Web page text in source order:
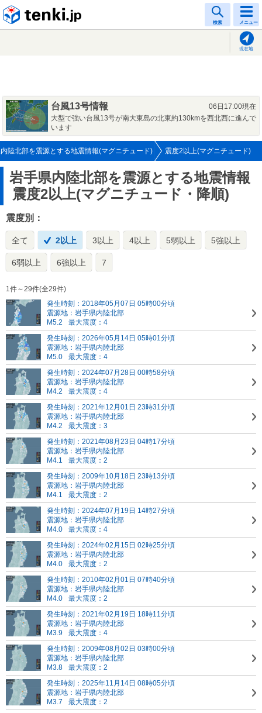
検索 メニュー
現在地
台風13号情報
06日17:00現在
大型で強い台風13号が南大東島の北東約130kmを西北西に進んで
います
陸北部を震源とする地震情報(マグニチュード) 震度2以上(マグニチュード)
岩手県内陸北部を震源とする地震情報
震度2以上(マグニチュード・降順)
震度別：
全て 2以上 3以上 4以上 5弱以上 5強以上
6弱以上 6強以上 7
1件～29件(全29件)
発生時刻：2018年05月07日 05時00分頃
震源地：岩手県内陸北部
M5.2
最大震度：4
発生時刻：2026年05月14日 05時01分頃
震源地：岩手県内陸北部
M5.0
最大震度：4
発生時刻：2024年07月28日 00時58分頃
震源地：岩手県内陸北部
M4.2
最大震度：4
発生時刻：2021年12月01日 23時31分頃
震源地：岩手県内陸北部
M4.2
最大震度：3
発生時刻：2021年08月23日 04時17分頃
震源地：岩手県内陸北部
M4.1
最大震度：2
発生時刻：2009年10月18日 23時13分頃
震源地：岩手県内陸北部
M4.1
最大震度：2
発生時刻：2024年07月19日 14時27分頃
震源地：岩手県内陸北部
M4.0
最大震度：4
発生時刻：2024年02月15日 02時25分頃
震源地：岩手県内陸北部
M4.0
最大震度：2
発生時刻：2010年02月01日 07時40分頃
震源地：岩手県内陸北部
M4.0
最大震度：2
発生時刻：2021年02月19日 18時11分頃
震源地：岩手県内陸北部
M3.9
最大震度：4
発生時刻：2009年08月02日 03時00分頃
震源地：岩手県内陸北部
M3.8
最大震度：2
発生時刻：2025年11月14日 08時05分頃
震源地：岩手県内陸北部
M3.7
最大震度：2